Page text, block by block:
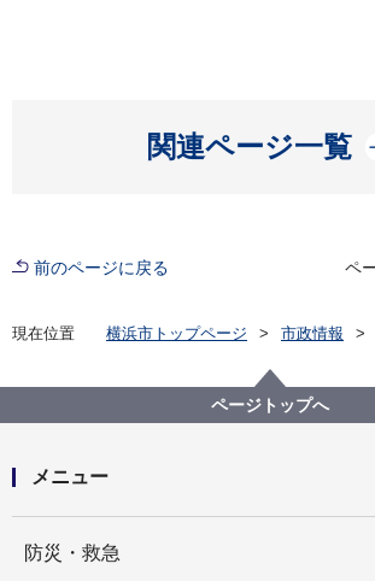
関連ページ一覧
開く
前のページに戻る ペ
現在位置 横浜市トップページ
市政情報
新型コロナウイルス感染症による新た
認について
ページトップへ
メニュー
防災・救急